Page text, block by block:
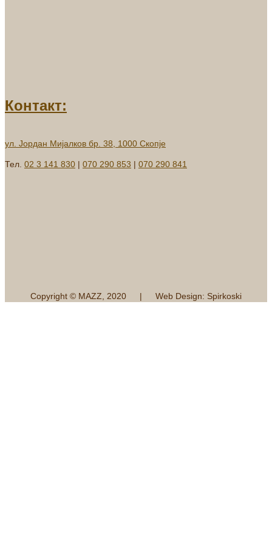
Контакт:
ул. Јордан Мијалков бр. 38, 1000 Скопје
Тел. 02 3 141 830 | 070 290 853 | 070 290 841
Copyright © MAZZ, 2020 | Web Design: Spirkoski